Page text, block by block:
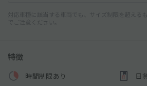
対応車種に該当する車両でも、サイズ制限を超える
でご注意ください。
特徴
時間制限あり 日